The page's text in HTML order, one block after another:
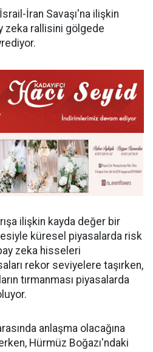
İran Savaşı'na ilişkin
zeka rallisini gölgede
ilişkin kayda değer bir
küresel piyasalarda risk
zeka hisseleri
rekor seviyelere taşırken,
tırmanması piyasalarda
anlaşma olacağına
Hürmüz Boğazı'ndaki